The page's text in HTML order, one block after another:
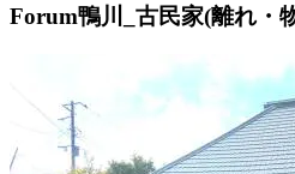
Forum鴨川_古民家(離れ・